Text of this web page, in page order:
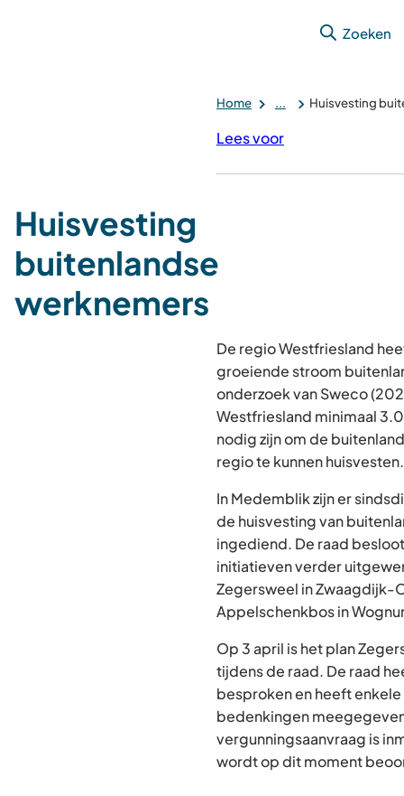
Zoeken
Home ... Huisvesting
Lees voor
Huisvesting
buitenlandse
werknemers
De regio Westfriesland
groeiende stroom
onderzoek van Sweco
Westfriesland minimaal
nodig zijn om de
regio te kunnen
In Medemblik zijn er
de huisvesting van
ingediend. De raad
initiatieven verder
Zegersweel in Zwaagdijk-
Appelschenkbos in
Op 3 april is het plan
tijdens de raad. De raad
besproken en heeft enkele
bedenkingen
vergunningsaanvraag is
wordt op dit moment